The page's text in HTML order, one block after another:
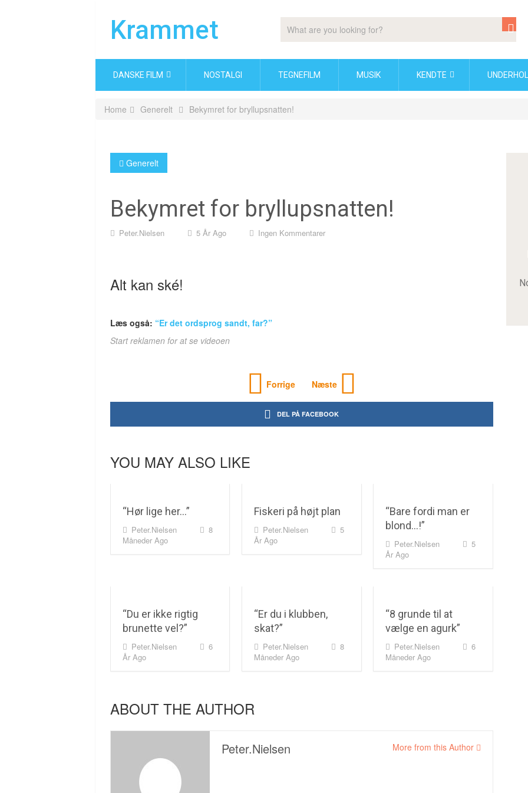
Krammet
DANSKE FILM NOSTALGI TEGNEFILM MUSIK KENDTE
Home Generelt Bekymret for bryllupsnatten!
Generelt
Bekymret for bryllupsnatten!
Peter.nielsen 5 År Ago Ingen Kommentarer
Alt kan ské!
Læs også: “Er det ordsprog sandt, far?”
Start reklamen for at se videoen
Forrige Næste
DEL PÅ FACEBOOK
YOU MAY ALSO LIKE
“Hør lige her…”
Peter.nielsen
8
Måneder Ago
Fiskeri på højt plan
Peter.nielsen
5
År Ago
“Bare fordi man er
blond…!”
Peter.nielsen
5
År Ago
“Du er ikke rigtig
brunette vel?”
Peter.nielsen
6
År Ago
“Er du i klubben,
skat?”
Peter.nielsen
8
Måneder Ago
“8 grunde til at
vælge en agurk”
Peter.nielsen
6
Måneder Ago
ABOUT THE AUTHOR
Peter.nielsen More from this Author